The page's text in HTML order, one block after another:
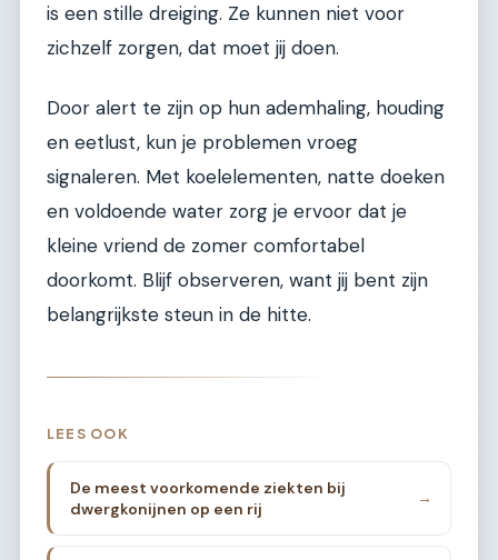
is een stille dreiging. Ze kunnen niet voor
zichzelf zorgen, dat moet jij doen.
Door alert te zijn op hun ademhaling, houding
en eetlust, kun je problemen vroeg
signaleren. Met koelelementen, natte doeken
en voldoende water zorg je ervoor dat je
kleine vriend de zomer comfortabel
doorkomt. Blijf observeren, want jij bent zijn
belangrijkste steun in de hitte.
LEES OOK
De meest voorkomende ziekten bij
dwergkonijnen op een rij
→